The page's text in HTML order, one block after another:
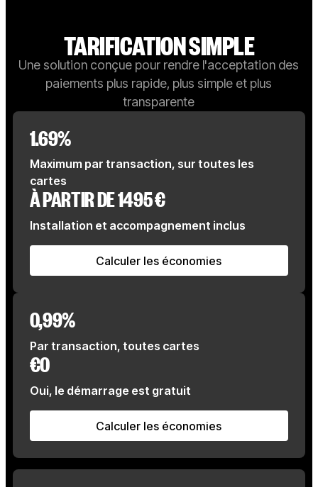
TARIFICATION SIMPLE
Une solution conçue pour rendre l'acceptation des
paiements plus rapide, plus simple et plus
transparente
1.69%
Maximum par transaction, sur toutes les
cartes
À PARTIR DE 1495 €
Installation et accompagnement inclus
Calculer les économies
Calculer les économies
0,99%
Par transaction, toutes cartes
€0
Oui, le démarrage est gratuit
Calculer les économies
Calculer les économies